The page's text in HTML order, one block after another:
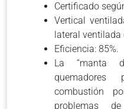
Certificado
Vertical
lateral
Eficiencia: 85%.
La “manta
quemadores
combustión
problemas